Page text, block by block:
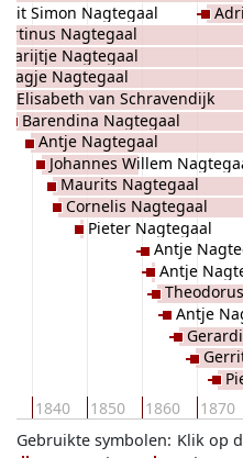
1840 1850 1860 1870
Simon Nagtegaal
Nagtegaal
Marijtje Nagtegaal
Aagje Nagtegaal
Elisabeth van Schravendijk
Barendina Nagtegaal
Antje Nagtegaal
Johannes Willem
Maurits Nagtegaal
Cornelis Nagtegaal
Pieter Nagtegaal
Antje
Antje
Antje
Klik op
Gebruikte symbolen: